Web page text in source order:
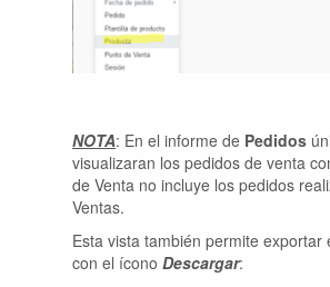
NOTA: En el informe de Pedidos
visualizaran los pedidos de venta
de Venta no incluye los pedidos
Ventas.
Esta vista también permite exportar
con el ícono Descargar: